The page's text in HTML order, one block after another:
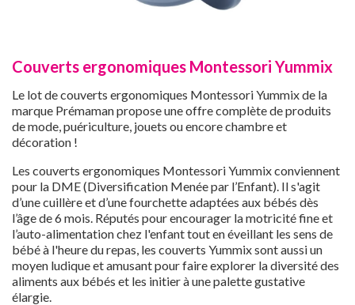
Couverts ergonomiques Montessori Yummix
Le lot de couverts ergonomiques Montessori Yummix de la
marque Prémaman propose une offre complète de produits
de mode, puériculture, jouets ou encore chambre et
décoration !
Les couverts ergonomiques Montessori Yummix conviennent
pour la DME (Diversification Menée par l’Enfant). Il s'agit
d’une cuillère et d’une fourchette adaptées aux bébés dès
l’âge de 6 mois. Réputés pour encourager la motricité fine et
l’auto-alimentation chez l'enfant tout en éveillant les sens de
bébé à l'heure du repas, les couverts Yummix sont aussi un
moyen ludique et amusant pour faire explorer la diversité des
aliments aux bébés et les initier à une palette gustative
élargie.